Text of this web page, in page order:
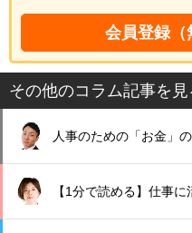
会員登録（
その他のコラム記事を見
人事のための「お金」
【1分で読める】仕事